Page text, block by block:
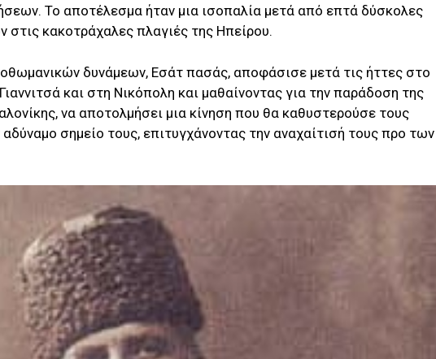
Το αποτέλεσμα ήταν μια ισοπαλία μετά από επτά δύσκολες
στις κακοτράχαλες πλαγιές της Ηπείρου.
δυνάμεων, Εσάτ πασάς, αποφάσισε μετά τις ήττες στο
και στη Νικόπολη και μαθαίνοντας για την παράδοση της
να αποτολμήσει μια κίνηση που θα καθυστερούσε τους
σημείο τους, επιτυγχάνοντας την αναχαίτισή τους προ των